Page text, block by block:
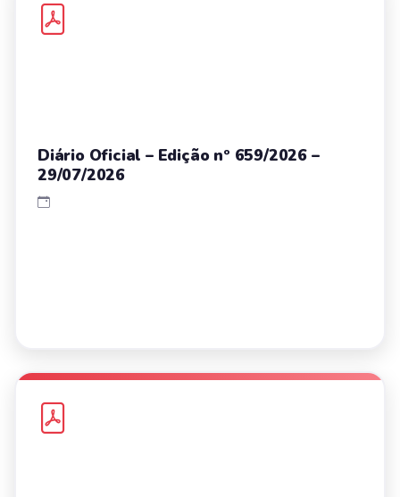
Diário Oficial – Edição nº 659/2026 –
29/07/2026